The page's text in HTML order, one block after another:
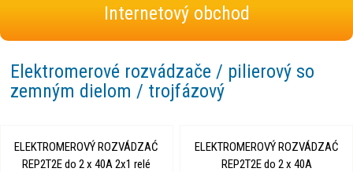
Internetový obchod
Elektromerové rozvádzače / pilierový so
zemným dielom / trojfázový
ELEKTROMEROVÝ ROZVÁDZAĆ
REP2T2E do 2 x 40A 2x1 relé
ELEKTROMEROVÝ ROZVÁDZAĆ
REP2T2E do 2 x 40A